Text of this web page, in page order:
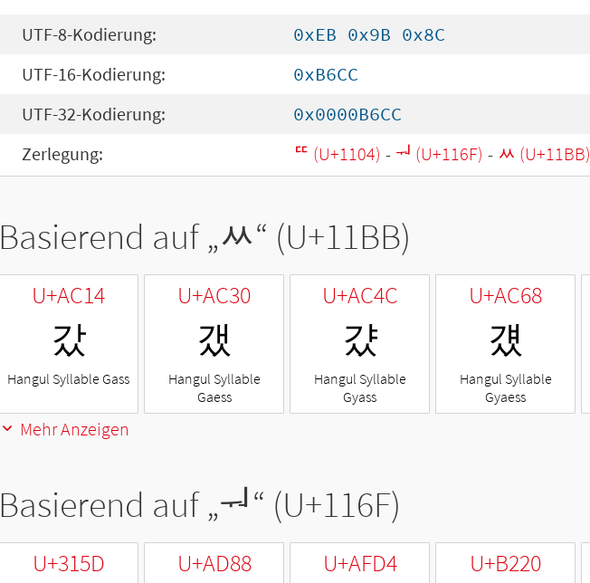
UTF-8-Kodierung:
0xEB 0x9B 0x8C
UTF-16-Kodierung:
0xB6CC
UTF-32-Kodierung:
0x0000B6CC
Zerlegung:
ᄄ (U+1104) - ᅯ (U+116F) - ᆻ (U+11BB)
Basierend auf „ᆻ“ (U+11BB)
U+AC14
갔
Hangul Syllable Gass
U+AC30
갰
Hangul Syllable
Gaess
U+AC4C
걌
Hangul Syllable
Gyass
U+AC68
걨
Hangul Syllable
Gyaess
Mehr Anzeigen
Basierend auf „ᅯ“ (U+116F)
U+315D U+AD88 U+AFD4 U+B220